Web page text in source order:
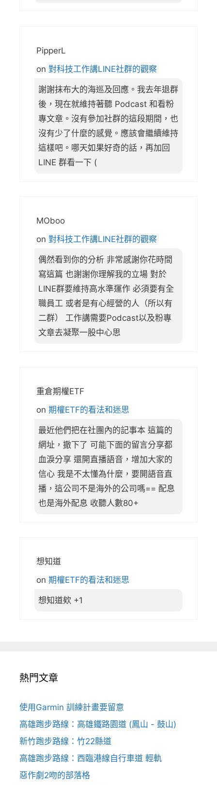
PipperL
on 對科技工作講LINE社群的觀察
謝謝抹布大的海巡及回應。我去年退群
後，現在就維持著聽 Podcast 和看粉
專文章。沒有參加社群的這段期間，也
沒有少了什麼的感覺。應該會繼續維持
這樣吧。哪天如果好奇的話，再加回
LINE 群看一下 (
MOboo
on 對科技工作講LINE社群的觀察
偶然看到你的分析 非常感謝你花時間
寫這篇 也謝謝你理解我的立場 對於
LINE群要維持高水準運作 必須要有全
職員工 或者是有心經營的人（所以有
二群） 工作講需要Podcast以及粉專
文章去凝聚一股中心思
重倉期權ETF
on 期權ETF的看法和迷思
最近他們把在社團內的記事本 這篇的
網址，撤下了 可能下面的留言分享都
血淚分享 還開直播語音，增加大家的
信心 我是不太懂為什麼，要開語音直
播，這公司不是海外的公司嗎== 配息
也是海外配息 收聽人數80+
想知道
on 期權ETF的看法和迷思
想知道欸 +1
熱門文章
使用Garmin 訓練計畫要留意
高雄跑步路線：高雄鐵路園道 (鳳山 - 鼓山)
新竹跑步路線：竹22縣道
高雄跑步路線：西臨港線自行車道 輕軌
惡作劇2吻的部落格